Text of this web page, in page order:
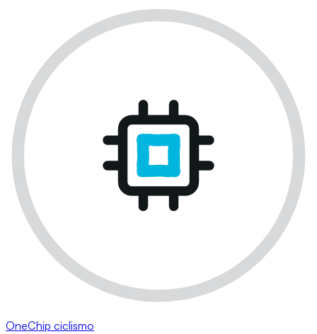
OneChip ciclismo